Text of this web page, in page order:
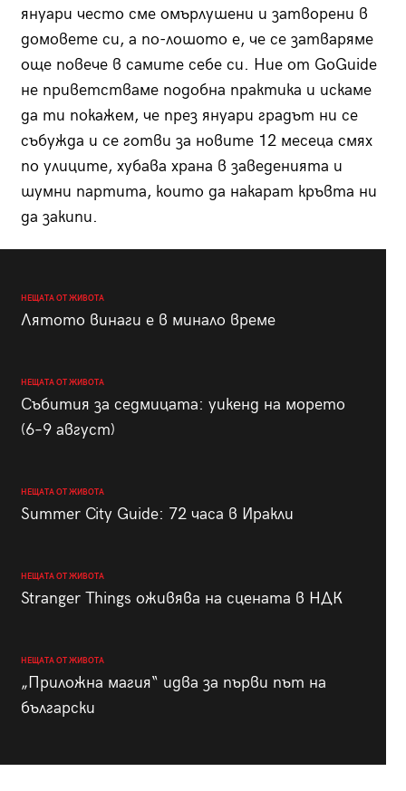
януари често сме омърлушени и затворени в
домовете си, а по-лошото е, че се затваряме
още повече в самите себе си. Ние от GoGuide
не приветстваме подобна практика и искаме
да ти покажем, че през януари градът ни се
събужда и се готви за новите 12 месеца смях
по улиците, хубава храна в заведенията и
шумни партита, които да накарат кръвта ни
да закипи.
НЕЩАТА ОТ ЖИВОТА
Лятото винаги е в минало време
НЕЩАТА ОТ ЖИВОТА
Събития за седмицата: уикенд на морето
(6–9 август)
НЕЩАТА ОТ ЖИВОТА
Summer City Guide: 72 часа в Иракли
НЕЩАТА ОТ ЖИВОТА
Stranger Things оживява на сцената в НДК
НЕЩАТА ОТ ЖИВОТА
„Приложна магия“ идва за първи път на
български